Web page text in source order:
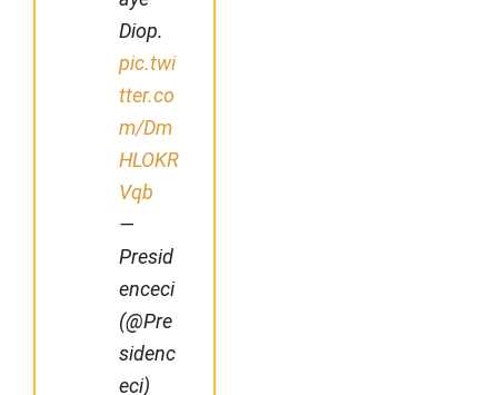
Diop.
pic.twi
tter.co
m/Dm
HLOKR
Vqb
—
Presid
enceci
(@Pre
sidenc
eci)